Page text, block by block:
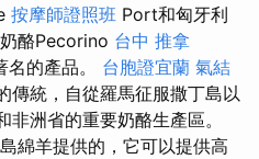
按摩師證照班 Port和匈牙利
酪Pecorino 台中 推拿
的產品。 台胞證宜蘭 氣結
傳統，自從羅馬征服撒丁島以
洲省的重要奶酪生產區。
綿羊提供的，它可以提供高